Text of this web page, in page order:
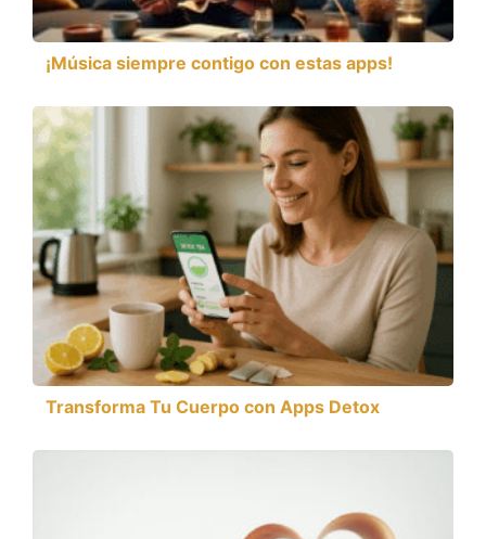
¡Música siempre contigo con estas apps!
Transforma Tu Cuerpo con Apps Detox